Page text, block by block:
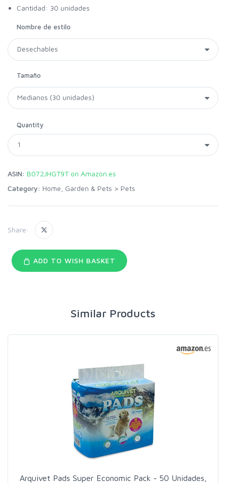
Cantidad: 30 unidades
Nombre de estilo
Tamaño
Quantity
ASIN: B072JHGT9T on Amazon.es
Category: Home, Garden & Pets > Pets
Share:
ADD TO WISH BASKET
Similar Products
Arquivet Pads Super Economic Pack - 50 Unidades,